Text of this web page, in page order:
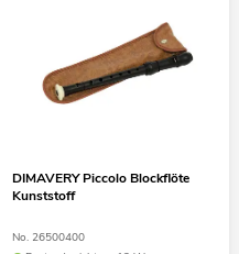
DIMAVERY Piccolo Blockflöte
Kunststoff
No. 26500400